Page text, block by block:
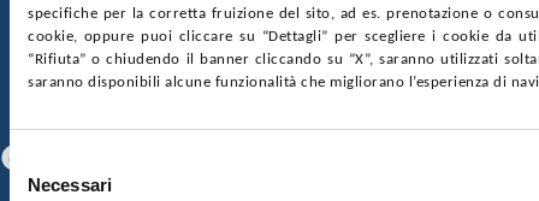
specifiche per la corretta fruizione del sito, ad es. prenotazione o
cookie, oppure puoi cliccare su “Dettagli” per scegliere i cookie da
“Rifiuta” o chiudendo il banner cliccando su “X”, saranno utilizzati
saranno disponibili alcune funzionalità che migliorano l’esperienza di
Selezione
delNecessari
GARE E CONTRATTIPRIVACYCOOKIE POLICY
SOSTIENICIMAPPA DEL SITOACCESSIBILITÀ
CONTATTI